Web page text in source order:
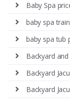
Baby Spa
baby spa
baby spa tub
Backyard
Backyard
Backyard